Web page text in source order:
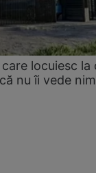
locuiesc la
nu îi vede